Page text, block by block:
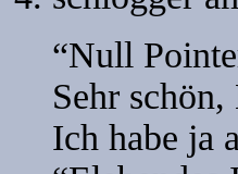
“Null
Sehr
Ich habe ja